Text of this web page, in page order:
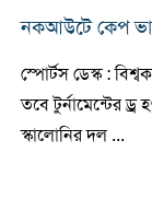
নকআউটে কেপ
স্পোর্টস ডেস্ক :
তবে টুর্নামেন্টের
স্কালোনির দল ...